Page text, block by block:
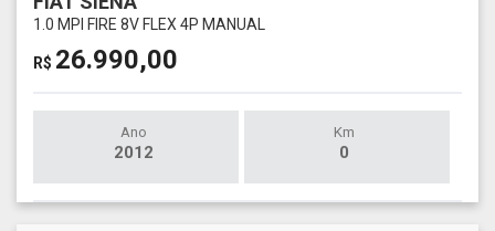
1.0 MPI FIRE 8V FLEX 4P MANUAL
R$ 26.990,00
Ano
2012
Km
0